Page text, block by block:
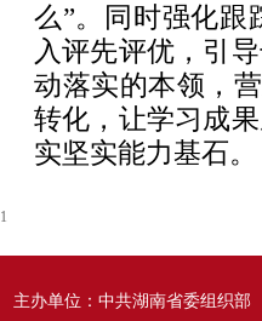
么”。同时强化跟
入评先评优，引
动落实的本领，
转化，让学习成
实坚实能力基石。
1
主办单位：中共湖南省委组织部